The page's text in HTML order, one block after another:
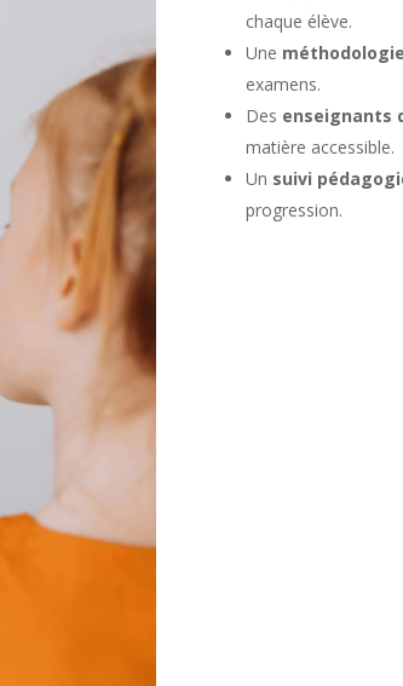
chaque élève.
Une
examens.
Des enseignants
matière accessible.
Un suivi
progression.